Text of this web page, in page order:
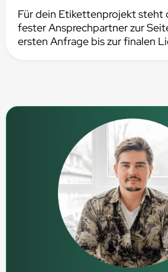
Für dein Etikettenprojekt steht
fester Ansprechpartner zur
ersten Anfrage bis zur finalen